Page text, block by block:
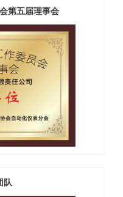
第五届理事会
队